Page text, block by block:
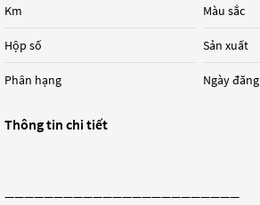
Km
Hộp số
Phân hạng
Màu sắc
Sản xuất
Ngày đăng
Thông tin chi tiết
————————————————————————